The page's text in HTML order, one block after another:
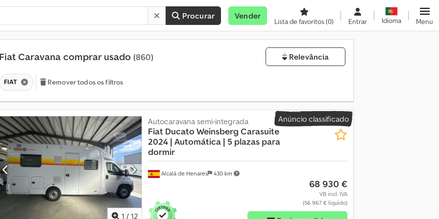
Procurar Vender
Lista de favoritos(0) Entrar Idioma Menu
Fiat Caravana comprar usado (860) Relevância
FIAT Remover todos os filtros
Anúncio classificado
1 / 12
Alcalá de Henares 430 km
Autocaravana semi-integrada
Fiat Ducato Weinsberg Carasuite
2024 | Automática | 5 plazas para
dormir
68 930 €
VB incl. IVA
(56 967 € líquido)
M
s
d